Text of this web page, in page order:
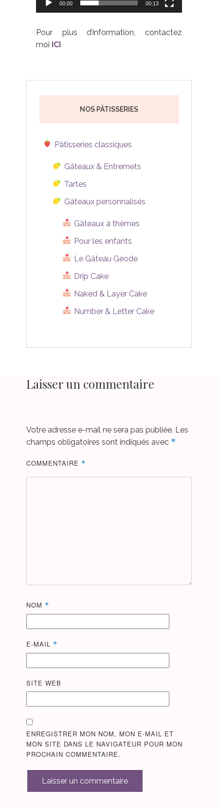
00:00 00:13
Pour plus d’information, contactez
moi ICI
NOS PÂTISSERIES
Pâtisseries classiques
Gâteaux & Entremets
Tartes
Gâteaux personnalisés
Gâteaux à thèmes
Pour les enfants
Le Gâteau Géode
Drip Cake
Naked & Layer Cake
Number & Letter Cake
Laisser un commentaire
Votre adresse e-mail ne sera pas publiée. Les
champs obligatoires sont indiqués avec *
COMMENTAIRE *
NOM *
E-MAIL *
SITE WEB
ENREGISTRER MON NOM, MON E-MAIL ET
MON SITE DANS LE NAVIGATEUR POUR MON
PROCHAIN COMMENTAIRE.
Laisser un commentaire